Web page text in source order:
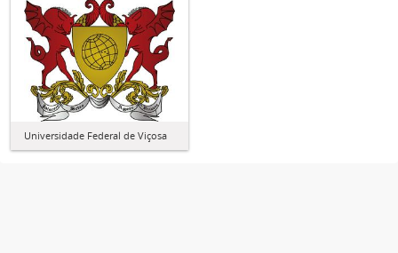
Universidade Federal de Viçosa